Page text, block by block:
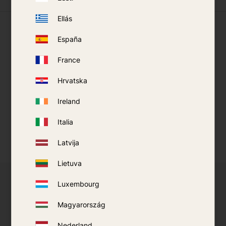
Ellás
España
France
Hrvatska
Ireland
Italia
Latvija
Lietuva
Luxembourg
Magyarország
jälleenmyyjäksi?
Tarjoamme pienemmille jälleenmyyjille pääsyn